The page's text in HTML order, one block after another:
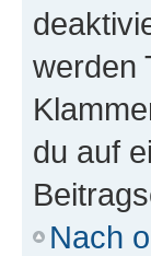
werden
du auf
Nach